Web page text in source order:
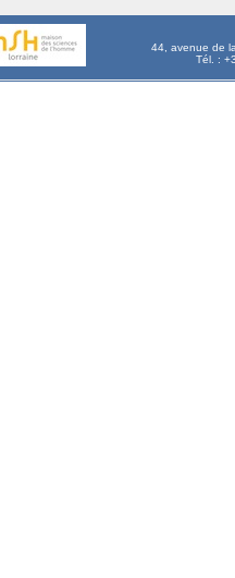
44, avenue de
Tél. :